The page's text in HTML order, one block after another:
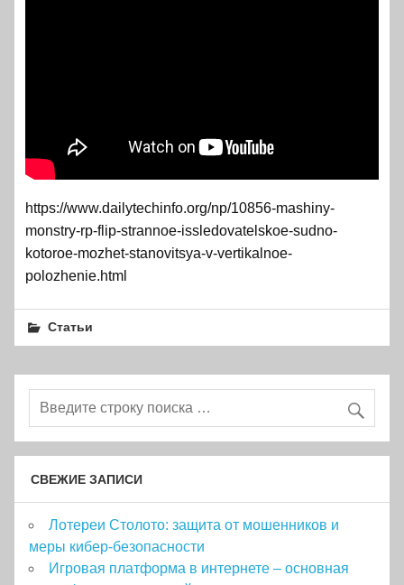
https://www.dailytechinfo.org/np/10856-mashiny-
monstry-rp-flip-strannoe-issledovatelskoe-sudno-
kotoroe-mozhet-stanovitsya-v-vertikalnoe-
polozhenie.html
Статьи
СВЕЖИЕ ЗАПИСИ
Лотереи Столото: защита от мошенников и
меры кибер-безопасности
Игровая платформа в интернете – основная